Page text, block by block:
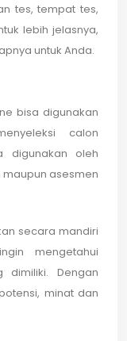
tes, tempat tes,
lebih jelasnya,
untuk Anda.
bisa digunakan
calon
digunakan oleh
asesmen
secara mandiri
mengetahui
dimiliki. Dengan
minat dan